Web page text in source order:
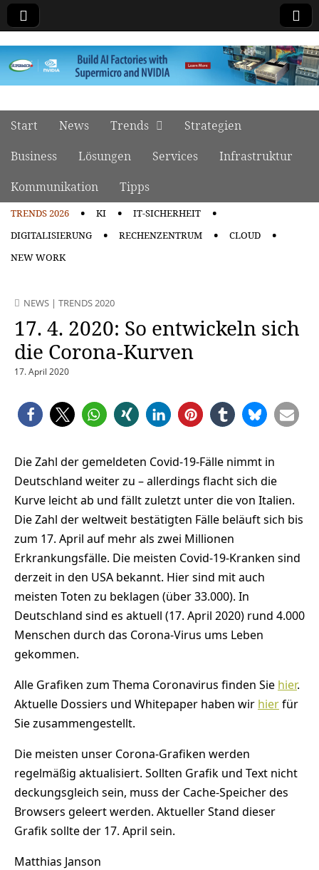
manage it
Main menu
Skip to content
Start News Trends
Strategien
Business
Lösungen Services
Infrastruktur
Kommunikation
Tipps
TRENDS 2026 KI
IT-SICHERHEIT
DIGITALISIERUNG
RECHENZENTRUM
CLOUD
NEW WORK
NEWS | TRENDS 2020
17. 4. 2020: So entwickeln sich
die Corona-Kurven
17. April 2020
Die Zahl der gemeldeten Covid-19-Fälle nimmt in
Deutschland weiter zu – allerdings flacht sich die
Kurve leicht ab und fällt zuletzt unter die von Italien.
Die Zahl der weltweit bestätigten Fälle beläuft sich bis
zum 17. April auf mehr als zwei Millionen
Erkrankungsfälle. Die meisten Covid-19-Kranken sind
derzeit in den USA bekannt. Hier sind mit auch
meisten Toten zu beklagen (über 33.000). In
Deutschland sind es aktuell (17. April 2020) rund 4.000
Menschen durch das Corona-Virus ums Leben
gekommen.
Alle Grafiken zum Thema Coronavirus finden Sie hier.
Aktuelle Dossiers und Whitepaper haben wir hierfür
Sie zusammengestellt.
Die meisten unser Corona-Grafiken werden
regelmäßig aktualisiert. Sollten Grafik und Text nicht
deckungsgleich sein, muss der Cache-Speicher des
Browsers geleert werden. Aktueller Stand dieser
Grafik sollte der 17. April sein.
Matthias Janson